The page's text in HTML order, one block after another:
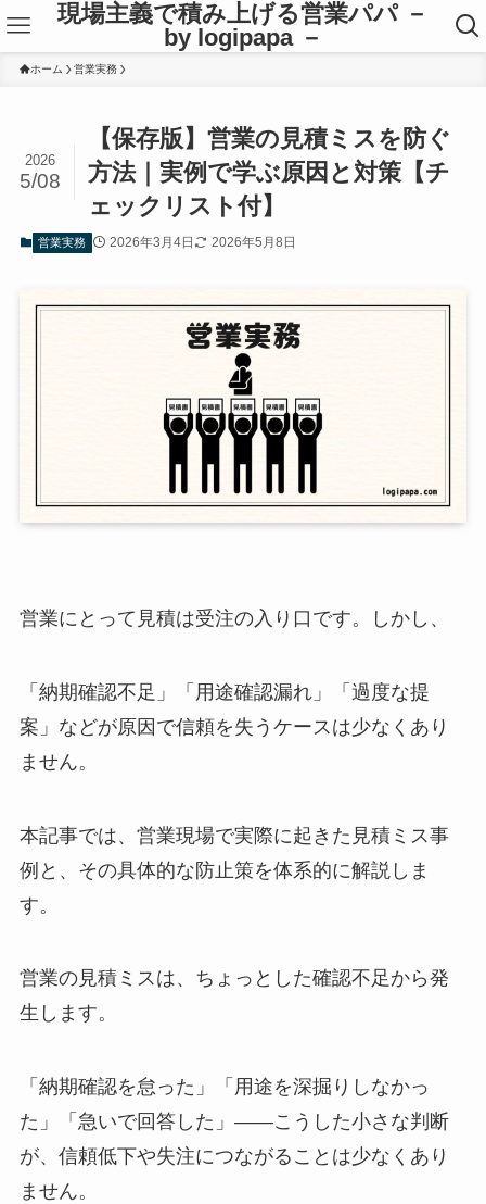
現場主義で積み上げる営業パパ －
by logipapa －
ホーム 営業実務
【保存版】営業の見積ミスを防ぐ
方法｜実例で学ぶ原因と対策【チ
ェックリスト付】
2026
5/08
営業実務 2026年3月4日 2026年5月8日
営業にとって見積は受注の入り口です。しかし、
「納期確認不足」「用途確認漏れ」「過度な提
案」などが原因で信頼を失うケースは少なくあり
ません。
本記事では、営業現場で実際に起きた見積ミス事
例と、その具体的な防止策を体系的に解説しま
す。
営業の見積ミスは、ちょっとした確認不足から発
生します。
「納期確認を怠った」「用途を深掘りしなかっ
た」「急いで回答した」——こうした小さな判断
が、信頼低下や失注につながることは少なくあり
ません。